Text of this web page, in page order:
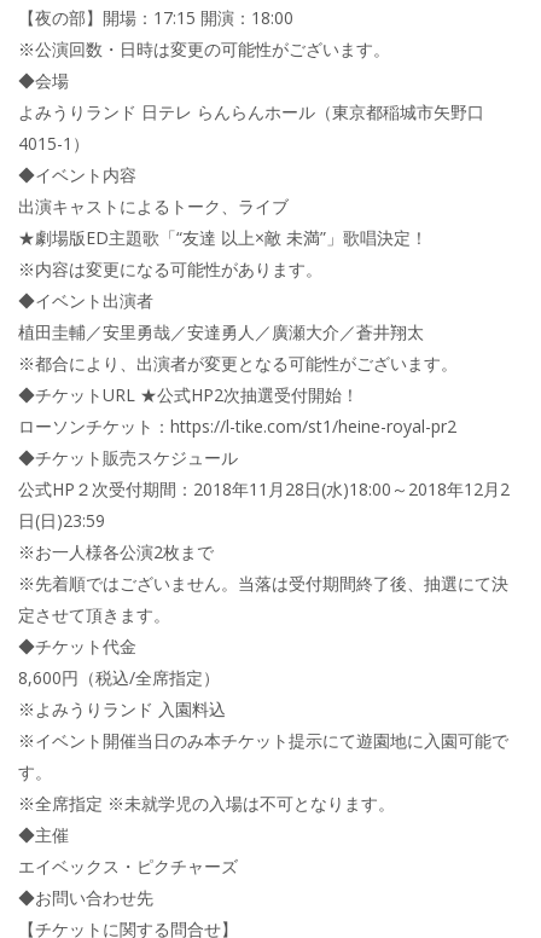
【夜の部】開場：17:15 開演：18:00
※公演回数・日時は変更の可能性がございます。
◆会場
よみうりランド 日テレ らんらんホール（東京都稲城市矢野口
4015-1）
◆イベント内容
出演キャストによるトーク、ライブ
★劇場版ED主題歌「“友達 以上×敵 未満”」歌唱決定！
※内容は変更になる可能性があります。
◆イベント出演者
植田圭輔／安里勇哉／安達勇人／廣瀬大介／蒼井翔太
※都合により、出演者が変更となる可能性がございます。
◆チケットURL ★公式HP2次抽選受付開始！
ローソンチケット：https://l-tike.com/st1/heine-royal-pr2
◆チケット販売スケジュール
公式HP２次受付期間：2018年11月28日(水)18:00～2018年12月2
日(日)23:59
※お一人様各公演2枚まで
※先着順ではございません。当落は受付期間終了後、抽選にて決
定させて頂きます。
◆チケット代金
8,600円（税込/全席指定）
※よみうりランド 入園料込
※イベント開催当日のみ本チケット提示にて遊園地に入園可能で
す。
※全席指定 ※未就学児の入場は不可となります。
◆主催
エイベックス・ピクチャーズ
◆お問い合わせ先
【チケットに関する問合せ】